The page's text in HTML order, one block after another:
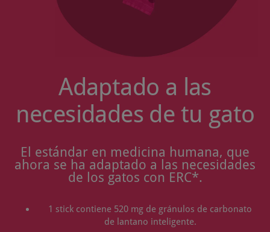
Adaptado a las
necesidades de tu gato
El estándar en medicina humana, que
ahora se ha adaptado a las necesidades
de los gatos con ERC*.
1 stick contiene 520 mg de gránulos de carbonato
de lantano inteligente.